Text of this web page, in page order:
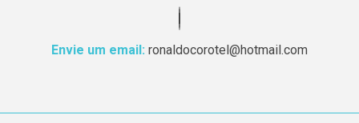
Envie um email: ronaldocorotel@hotmail.com